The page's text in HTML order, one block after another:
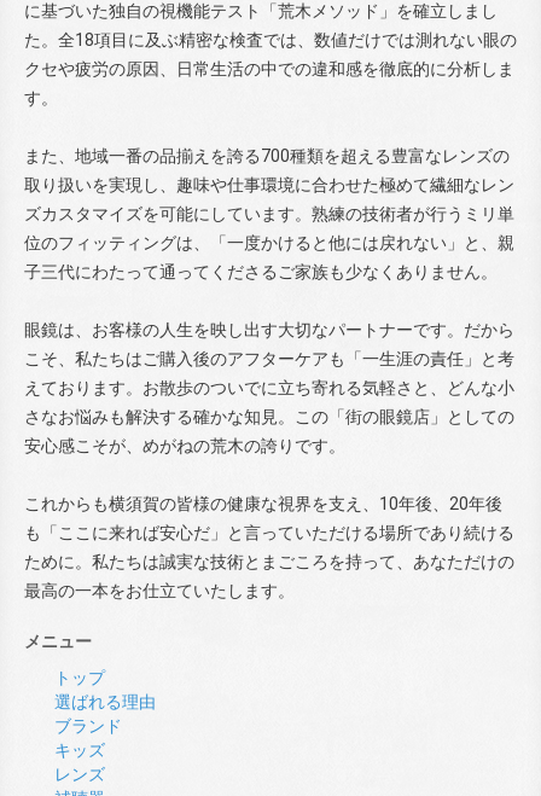
に基づいた独自の視機能テスト「荒木メソッド」を確立しまし
た。全18項目に及ぶ精密な検査では、数値だけでは測れない眼の
クセや疲労の原因、日常生活の中での違和感を徹底的に分析しま
す。
また、地域一番の品揃えを誇る700種類を超える豊富なレンズの
取り扱いを実現し、趣味や仕事環境に合わせた極めて繊細なレン
ズカスタマイズを可能にしています。熟練の技術者が行うミリ単
位のフィッティングは、「一度かけると他には戻れない」と、親
子三代にわたって通ってくださるご家族も少なくありません。
眼鏡は、お客様の人生を映し出す大切なパートナーです。だから
こそ、私たちはご購入後のアフターケアも「一生涯の責任」と考
えております。お散歩のついでに立ち寄れる気軽さと、どんな小
さなお悩みも解決する確かな知見。この「街の眼鏡店」としての
安心感こそが、めがねの荒木の誇りです。
これからも横須賀の皆様の健康な視界を支え、10年後、20年後
も「ここに来れば安心だ」と言っていただける場所であり続ける
ために。私たちは誠実な技術とまごころを持って、あなただけの
最高の一本をお仕立ていたします。
メニュー
トップ
選ばれる理由
ブランド
キッズ
レンズ